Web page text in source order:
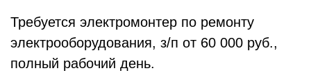
Требуется электромонтер по ремонту
электрооборудования, з/п от 60 000 руб.,
полный рабочий день.